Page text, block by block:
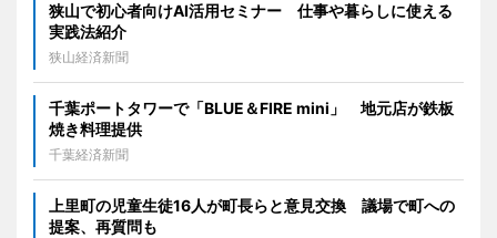
狭山で初心者向けAI活用セミナー 仕事や暮らしに使える
実践法紹介
狭山経済新聞
千葉ポートタワーで「BLUE＆FIRE mini」 地元店が鉄板
焼き料理提供
千葉経済新聞
上里町の児童生徒16人が町長らと意見交換 議場で町への
提案、再質問も